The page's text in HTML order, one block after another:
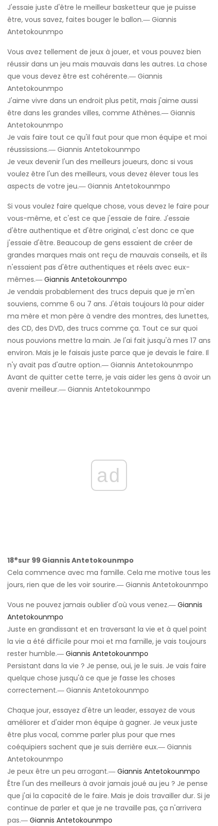
J'essaie juste d'être le meilleur basketteur que je puisse
être, vous savez, faites bouger le ballon.― Giannis
Antetokounmpo
Vous avez tellement de jeux à jouer, et vous pouvez bien
réussir dans un jeu mais mauvais dans les autres. La chose
que vous devez être est cohérente.― Giannis
Antetokounmpo
J'aime vivre dans un endroit plus petit, mais j'aime aussi
être dans les grandes villes, comme Athènes.― Giannis
Antetokounmpo
Je vais faire tout ce qu'il faut pour que mon équipe et moi
réussissions.― Giannis Antetokounmpo
Je veux devenir l'un des meilleurs joueurs, donc si vous
voulez être l'un des meilleurs, vous devez élever tous les
aspects de votre jeu.― Giannis Antetokounmpo
Si vous voulez faire quelque chose, vous devez le faire pour
vous-même, et c'est ce que j'essaie de faire. J'essaie
d'être authentique et d'être original, c'est donc ce que
j'essaie d'être. Beaucoup de gens essaient de créer de
grandes marques mais ont reçu de mauvais conseils, et ils
n'essaient pas d'être authentiques et réels avec eux-
mêmes.― Giannis Antetokounmpo
Je vendais probablement des trucs depuis que je m'en
souviens, comme 6 ou 7 ans. J'étais toujours là pour aider
ma mère et mon père à vendre des montres, des lunettes,
des CD, des DVD, des trucs comme ça. Tout ce sur quoi
nous pouvions mettre la main. Je l'ai fait jusqu'à mes 17 ans
environ. Mais je le faisais juste parce que je devais le faire. Il
n'y avait pas d'autre option.― Giannis Antetokounmpo
Avant de quitter cette terre, je vais aider les gens à avoir un
avenir meilleur.― Giannis Antetokounmpo
ad
18esur 99 Giannis Antetokounmpo
Cela commence avec ma famille. Cela me motive tous les
jours, rien que de les voir sourire.― Giannis Antetokounmpo
Vous ne pouvez jamais oublier d'où vous venez.― Giannis
Antetokounmpo
Juste en grandissant et en traversant la vie et à quel point
la vie a été difficile pour moi et ma famille, je vais toujours
rester humble.― Giannis Antetokounmpo
Persistant dans la vie ? Je pense, oui, je le suis. Je vais faire
quelque chose jusqu'à ce que je fasse les choses
correctement.― Giannis Antetokounmpo
Chaque jour, essayez d'être un leader, essayez de vous
améliorer et d'aider mon équipe à gagner. Je veux juste
être plus vocal, comme parler plus pour que mes
coéquipiers sachent que je suis derrière eux.― Giannis
Antetokounmpo
Je peux être un peu arrogant.― Giannis Antetokounmpo
Être l'un des meilleurs à avoir jamais joué au jeu ? Je pense
que j'ai la capacité de le faire. Mais je dois travailler dur. Si je
continue de parler et que je ne travaille pas, ça n'arrivera
pas.― Giannis Antetokounmpo